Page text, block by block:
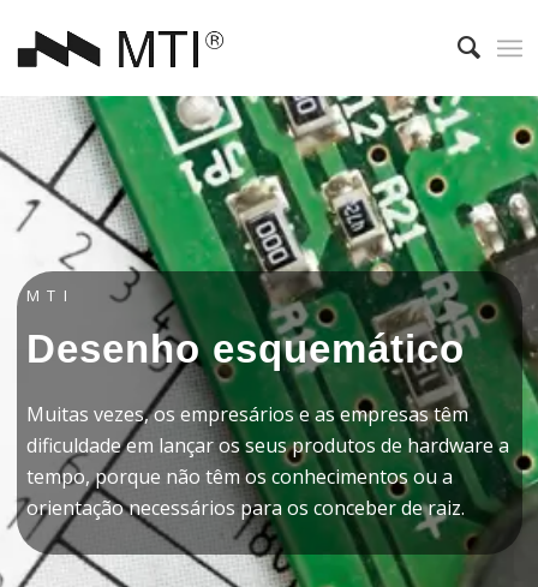
MTI
Desenho esquemático
Muitas vezes, os empresários e as empresas têm
dificuldade em lançar os seus produtos de hardware a
tempo, porque não têm os conhecimentos ou a
orientação necessários para os conceber de raiz.